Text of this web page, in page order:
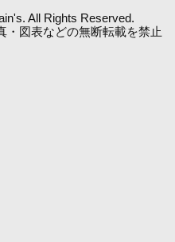
All Rights Reserved.
・図表などの無断転載を禁止